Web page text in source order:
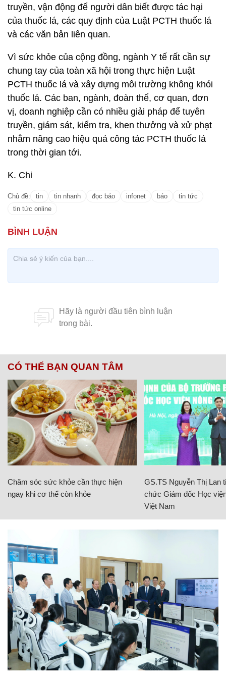
truyền, vận động để người dân biết được tác hại
của thuốc lá, các quy định của Luật PCTH thuốc lá
và các văn bản liên quan.
Vì sức khỏe của cộng đồng, ngành Y tế rất cần sự
chung tay của toàn xã hội trong thực hiện Luật
PCTH thuốc lá và xây dựng môi trường không khói
thuốc lá. Các ban, ngành, đoàn thể, cơ quan, đơn
vị, doanh nghiệp cần có nhiều giải pháp để tuyên
truyền, giám sát, kiểm tra, khen thưởng và xử phạt
nhằm nâng cao hiệu quả công tác PCTH thuốc lá
trong thời gian tới.
K. Chi
Chủ đề: tin tin nhanh đọc báo infonet báo
tin tức
tin tức online
CÓ THỂ BẠN QUAN TÂM
Chăm sóc sức khỏe cần thực hiện
ngay khi cơ thể còn khỏe
GS.TS Nguyễn Thị Lan
chức Giám đốc Học
Việt Nam